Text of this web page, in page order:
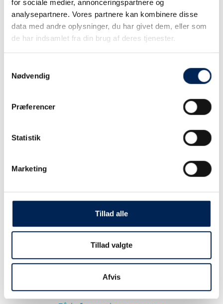
for sociale medier, annonceringspartnere og
analysepartnere. Vores partnere kan kombinere disse
data med andre oplysninger, du har givet dem, eller som
de har indsamlet fra din brug af deres tjenester.
Nødvendig
Præferencer
Statistik
Marketing
Tillad alle
Tillad valgte
Afvis
Få trafikinformation på
sms
tjekke vores hjemmeside eller ringe til os.